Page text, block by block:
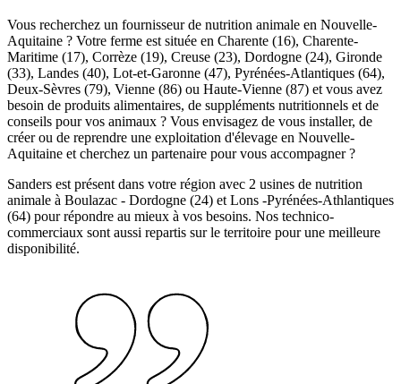
Vous recherchez un fournisseur de nutrition animale en Nouvelle-
Aquitaine ? Votre ferme est située en Charente (16), Charente-
Maritime (17), Corrèze (19), Creuse (23), Dordogne (24), Gironde
(33), Landes (40), Lot-et-Garonne (47), Pyrénées-Atlantiques (64),
Deux-Sèvres (79), Vienne (86) ou Haute-Vienne (87) et vous avez
besoin de produits alimentaires, de suppléments nutritionnels et de
conseils pour vos animaux ? Vous envisagez de vous installer, de
créer ou de reprendre une exploitation d'élevage en Nouvelle-
Aquitaine et cherchez un partenaire pour vous accompagner ?
Sanders est présent dans votre région avec 2 usines de nutrition
animale à Boulazac - Dordogne (24) et Lons -Pyrénées-Athlantiques
(64) pour répondre au mieux à vos besoins. Nos technico-
commerciaux sont aussi repartis sur le territoire pour une meilleure
disponibilité.